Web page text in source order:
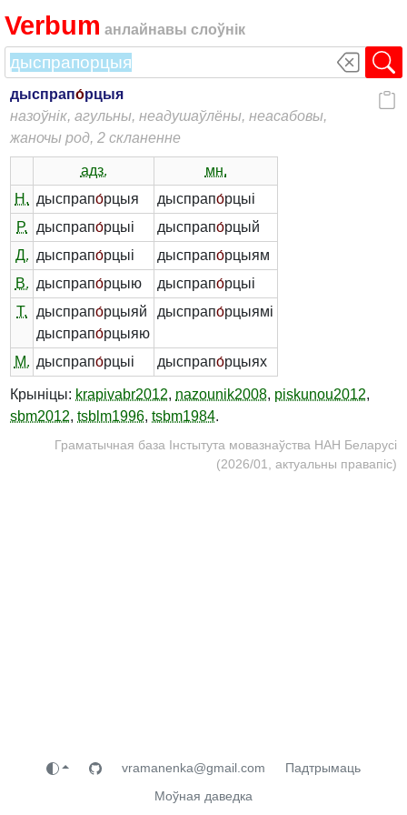
Verbum анлайнавы слоўнік
дыспрапо́рцыя
назоўнік, агульны, неадушаўлёны, неасабовы,
жаночы род, 2 скланенне
адз.
мн.
Н. дыспрапо́рцыя дыспрапо́рцыі
Р.
дыспрапо́рцыі дыспрапо́рцый
Д. дыспрапо́рцыі дыспрапо́рцыям
В. дыспрапо́рцыю дыспрапо́рцыі
Т.
дыспрапо́рцыяй
дыспрапо́рцыяю
дыспрапо́рцыямі
М. дыспрапо́рцыі дыспрапо́рцыях
Крыніцы: krapivabr2012, nazounik2008, piskunou2012,
sbm2012, tsblm1996, tsbm1984.
Граматычная база Інстытута мовазнаўства НАН Беларусі
(2026/01, актуальны правапіс)
vramanenka@gmail.com
Падтрымаць
Моўная даведка